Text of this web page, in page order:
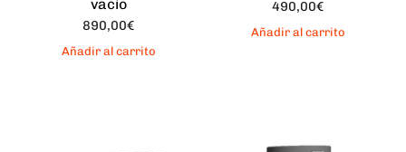
vacío
890,00€
Añadir al carrito
490,00€
Añadir al carrito